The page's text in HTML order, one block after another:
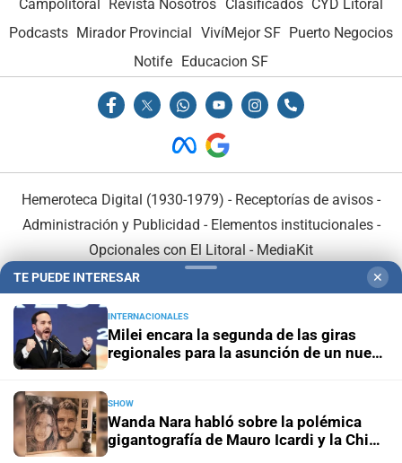
Campolitoral Revista Nosotros Clasificados CYD Litoral
Podcasts Mirador Provincial VivíMejor SF Puerto Negocios
Notife Educacion SF
Hemeroteca Digital (1930-1979) - Receptorías de avisos -
Administración y Publicidad - Elementos institucionales-
Opcionales con El Litoral - MediaKit
En Asociación con:
TE PUEDE INTERESAR ✕
INTERNACIONALES
Milei encara la segunda de las giras
regionales para la asunción de un nuevo
SHOW
Wanda Nara habló sobre la polémica
gigantografía de Mauro Icardi y la China